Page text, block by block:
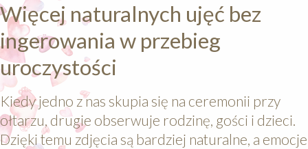
Więcej naturalnych ujęć bez
ingerowania w przebieg
uroczystości
Kiedy jedno z nas skupia się na ceremonii przy
ołtarzu, drugie obserwuje rodzinę, gości i dzieci.
Dzięki temu zdjęcia są bardziej naturalne, a emocje